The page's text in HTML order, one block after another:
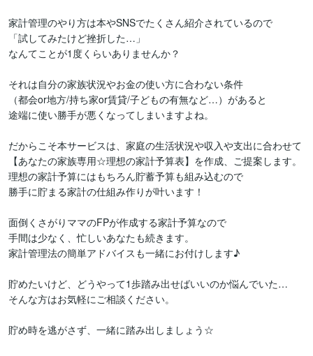
家計管理のやり方は本やSNSでたくさん紹介されているので
「試してみたけど挫折した…」
なんてことが1度くらいありませんか？
それは自分の家族状況やお金の使い方に合わない条件
（都会or地方/持ち家or賃貸/子どもの有無など…）があると
途端に使い勝手が悪くなってしまいますよね。
だからこそ本サービスは、家庭の生活状況や収入や支出に合わせて
【あなたの家族専用☆理想の家計予算表】を作成、ご提案します。
理想の家計予算にはもちろん貯蓄予算も組み込むので
勝手に貯まる家計の仕組み作りが叶います！
面倒くさがりママのFPが作成する家計予算なので
手間は少なく、忙しいあなたも続きます。
家計管理法の簡単アドバイスも一緒にお付けします♪
貯めたいけど、どうやって1歩踏み出せばいいのか悩んでいた…
そんな方はお気軽にご相談ください。
貯め時を逃がさず、一緒に踏み出しましょう☆